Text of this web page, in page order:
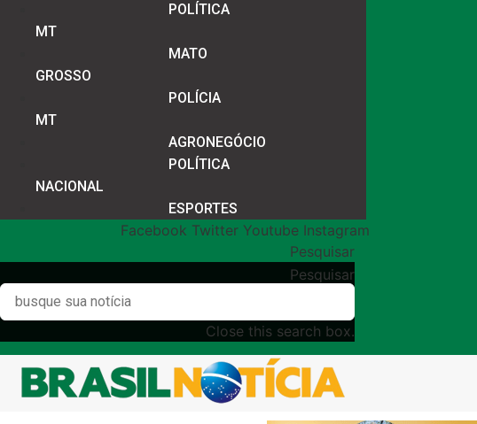
POLÍTICA
MT
MATO
GROSSO
POLÍCIA
MT
AGRONEGÓCIO
POLÍTICA
NACIONAL
ESPORTES
Facebook Twitter Youtube Instagram
Pesquisar
Pesquisar
Close this search box.